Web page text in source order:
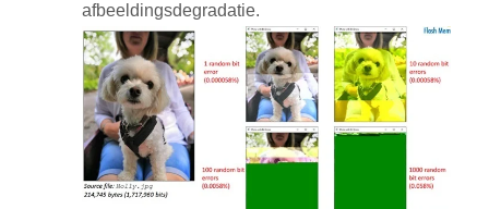
afbeeldingsdegradatie.